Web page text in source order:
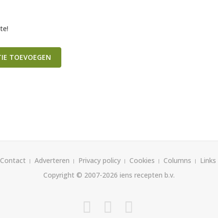
TOEVOEGEN
Contact Adverteren Privacy policy Cookies Columns
Links
Copyright © 2007-2026 iens recepten b.v.